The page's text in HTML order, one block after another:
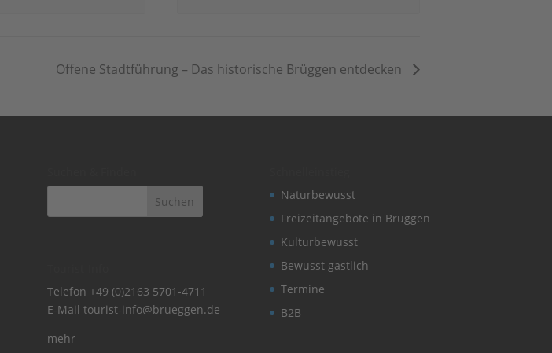
Offene Stadtführung – Das historische Brüggen entdecken
Telefon +49 (0)2163 5701-4711
E-Mail tourist-info@brueggen.de
mehr
Naturbewusst
Freizeitangebote in Brüggen
Kulturbewusst
Bewusst gastlich
Termine
B2B